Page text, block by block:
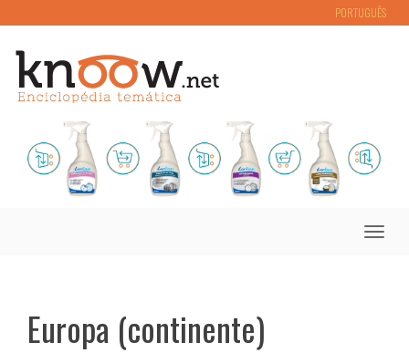
PORTUGUÊS
Toggle
Europa (continente)